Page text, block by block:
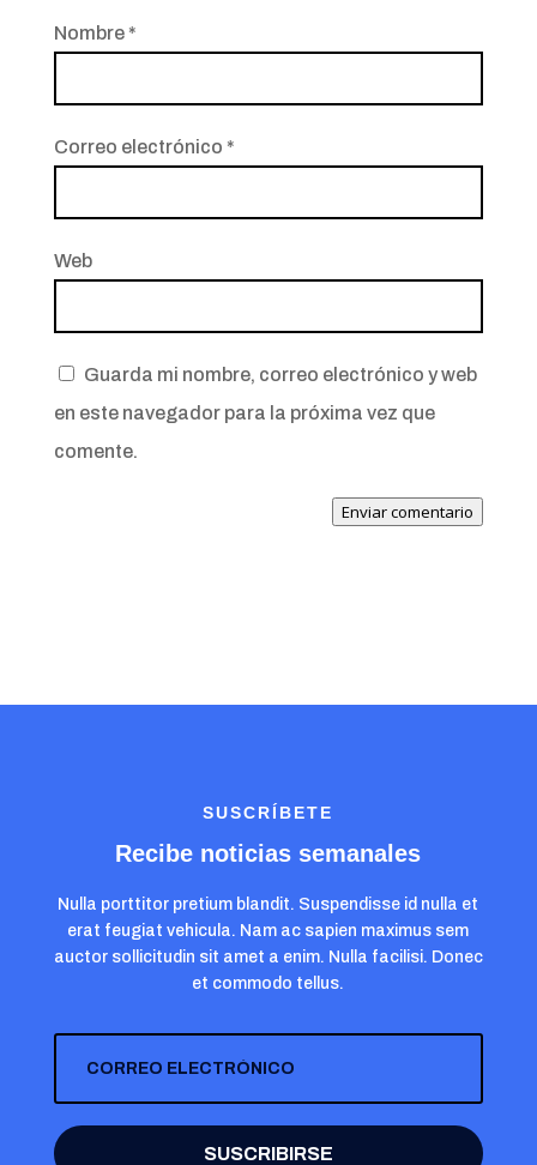
Nombre *
Correo electrónico *
Web
Guarda mi nombre, correo electrónico y web
en este navegador para la próxima vez que
comente.
Enviar comentario
SUSCRÍBETE
Recibe noticias semanales
Nulla porttitor pretium blandit. Suspendisse id nulla et
erat feugiat vehicula. Nam ac sapien maximus sem
auctor sollicitudin sit amet a enim. Nulla facilisi. Donec
et commodo tellus.
SUSCRIBIRSE